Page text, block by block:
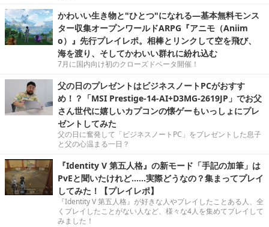
かわいい生き物と"ひとつ"になれる―基本無料モンス
ター収集オープンワールドARPG『アニモ（Aniim
o）』先行プレイレポ。相棒とリンクして空を飛び、
海を渡り、そしてかわいい群れに紛れ込む
7月に国内向け初のクローズドベータ開催！
父の日のプレゼントはビジネスノートPCがおすす
め！？「MSI Prestige-14-AI+D3MG-2619JP」でお父
さん世代に嬉しいカプコンの懐ゲーもいっしょにプレ
ゼントしてみた
父の日に奮発して「ビジネスノートPC」をプレゼントした息子
と父の心温まる一日？
『Identity V 第五人格』の新モード「手記の加筆」は
PvEと聞いたけれど……実際どうなの？集まってプレイ
してみた！【プレイレポ】
『Identity V 第五人格』が好きな人やプレイしたことある人、全
くプレイしたことがない人など、様々な4人を集めてプレイして
みました！